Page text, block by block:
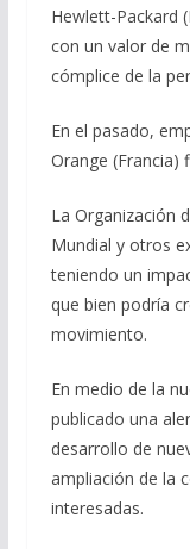
Hewlett-Packard
con un valor de
cómplice de la
En el pasado,
Orange (Francia)
La Organización
Mundial y otros
teniendo un
que bien podría
movimiento.
En medio de la
publicado una
desarrollo de
ampliación de la
interesadas.